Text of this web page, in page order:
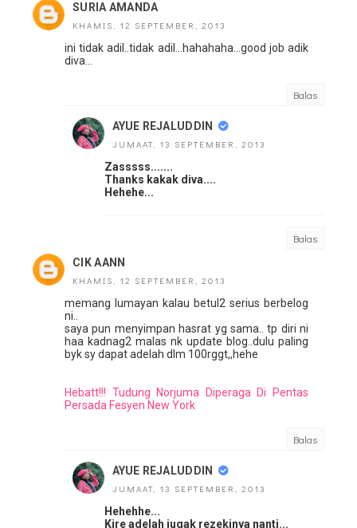
SURIA AMANDA
KHAMIS, 12 SEPTEMBER, 2013
ini tidak adil..tidak adil...hahahaha...good job adik
diva...
Balas
AYUE REJALUDDIN
JUMAAT, 13 SEPTEMBER, 2013
Zasssss.......
Thanks kakak diva....
Hehehe...
Balas
CIK AANN
KHAMIS, 12 SEPTEMBER, 2013
memang lumayan kalau betul2 serius berbelog
ni..
saya pun menyimpan hasrat yg sama.. tp diri ni
haa kadnag2 malas nk update blog..dulu paling
byk sy dapat adelah dlm 100rggt,,hehe
Hebatt!!! Tudung Norjuma Diperaga Di Pentas
Persada Fesyen New York
Balas
AYUE REJALUDDIN
JUMAAT, 13 SEPTEMBER, 2013
Hehehhe...
Kire adelah jugak rezekinya nanti...